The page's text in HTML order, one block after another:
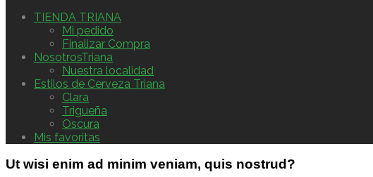
TIENDA TRIANA
Mi pedido
Finalizar Compra
NosotrosTriana
Nuestra localidad
Estilos de Cerveza Triana
Clara
Trigueña
Oscura
Mis favoritas
Ut wisi enim ad minim veniam, quis nostrud?